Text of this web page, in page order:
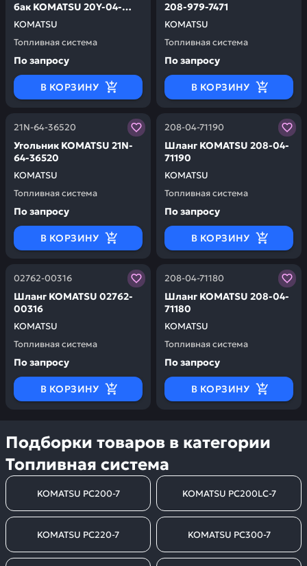
KOMATSU
бак KOMATSU 20Y-04-
31221
Топливная система
По запросу
В КОРЗИНУ
KOMATSU
208-979-7471
Топливная система
По запросу
В КОРЗИНУ
21N-64-36520
KOMATSU
Угольник KOMATSU 21N-
64-36520
Топливная система
Заказывая запчасти у нас, вы получаете гарантию
По запросу
В КОРЗИНУ
208-04-71190
KOMATSU
Шланг KOMATSU 208-04-
71190
Топливная система
Заказывая запчасти у
По запросу
В КОРЗИНУ
02762-00316
KOMATSU
Шланг KOMATSU 02762-
00316
Топливная система
Заказывая запчасти у нас, вы получаете гарантию
По запросу
В КОРЗИНУ
208-04-71180
KOMATSU
Шланг KOMATSU 208-04-
71180
Топливная система
Заказывая запчасти у
По запросу
В КОРЗИНУ
Подборки товаров в категории
Топливная система
KOMATSU PC200-7 KOMATSU PC200LC-7
KOMATSU PC220-7 KOMATSU PC300-7